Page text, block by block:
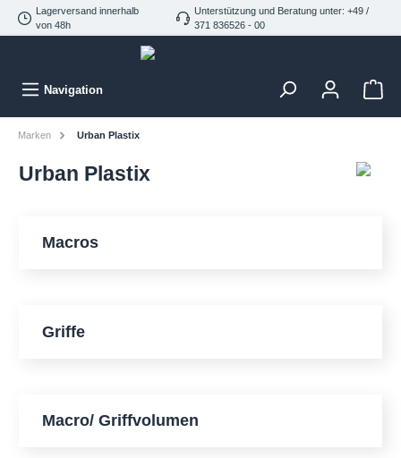
Lagerversand innerhalb
von 48h
Unterstützung und Beratung unter: +49 /
371 836526 - 00
Navigation
Marken Urban Plastix
Urban Plastix
Macros
Griffe
Macro/ Griffvolumen